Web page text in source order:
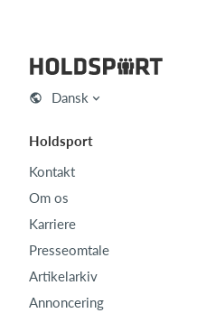
Dansk
Holdsport
Kontakt
Om os
Karriere
Presseomtale
Artikelarkiv
Annoncering